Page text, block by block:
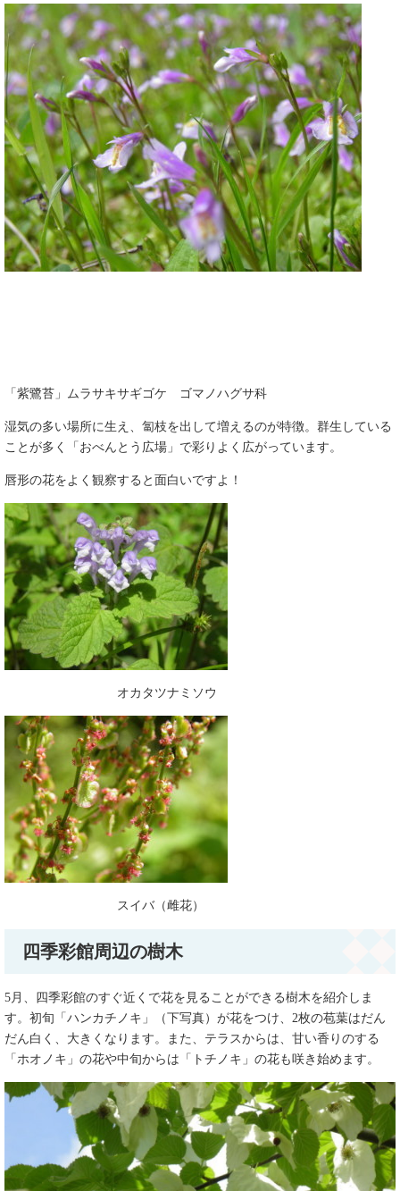
「紫鷺苔」ムラサキサギゴケ ゴマノハグサ科
湿気の多い場所に生え、匐枝を出して増えるのが特徴。群生している
ことが多く「おべんとう広場」で彩りよく広がっています。
唇形の花をよく観察すると面白いですよ！
オカタツナミソウ
スイバ（雌花）
四季彩館周辺の樹木
5月、四季彩館のすぐ近くで花を見ることができる樹木を紹介しま
す。初旬「ハンカチノキ」（下写真）が花をつけ、2枚の苞葉はだん
だん白く、大きくなります。また、テラスからは、甘い香りのする
「ホオノキ」の花や中旬からは「トチノキ」の花も咲き始めます。